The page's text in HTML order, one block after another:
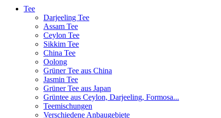
Tee
Darjeeling Tee
Assam Tee
Ceylon Tee
Sikkim Tee
China Tee
Oolong
Grüner Tee aus China
Jasmin Tee
Grüner Tee aus Japan
Grüntee aus Ceylon, Darjeeling, Formosa...
Teemischungen
Verschiedene Anbaugebiete